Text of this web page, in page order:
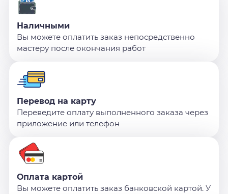
Наличными
Вы можете оплатить заказ непосредственно
мастеру после окончания работ
Перевод на карту
Переведите оплату выполненного заказа через
приложение или телефон
Оплата картой
Вы можете оплатить заказ банковской картой. У